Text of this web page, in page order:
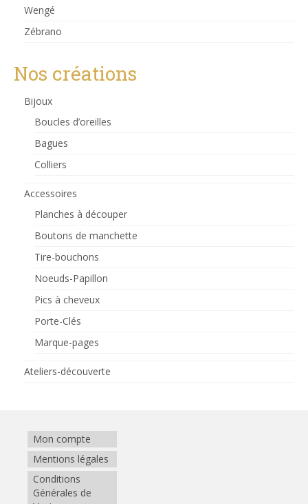
Wengé
Zébrano
Nos créations
Bijoux
Boucles d’oreilles
Bagues
Colliers
Accessoires
Planches à découper
Boutons de manchette
Tire-bouchons
Noeuds-Papillon
Pics à cheveux
Porte-Clés
Marque-pages
Ateliers-découverte
Mon compte
Mentions légales
Conditions
Générales de